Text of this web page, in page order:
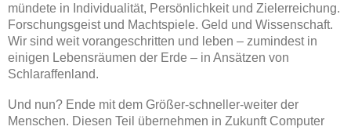
mündete in Individualität, Persönlichkeit und Zielerreichung.
Forschungsgeist und Machtspiele. Geld und Wissenschaft.
Wir sind weit vorangeschritten und leben – zumindest in
einigen Lebensräumen der Erde – in Ansätzen von
Schlaraffenland.
Und nun? Ende mit dem Größer-schneller-weiter der
Menschen. Diesen Teil übernehmen in Zukunft Computer